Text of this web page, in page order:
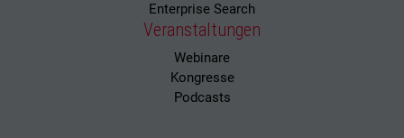
Enterprise Search
Veranstaltungen
Webinare
Kongresse
Podcasts